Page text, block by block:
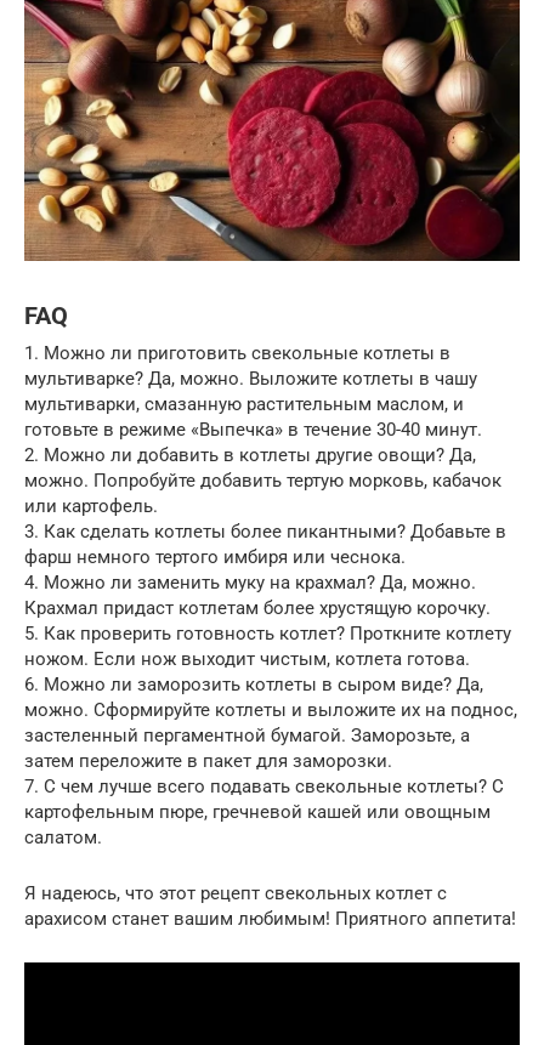
FAQ
1. Можно ли приготовить свекольные котлеты в
мультиварке? Да, можно. Выложите котлеты в чашу
мультиварки, смазанную растительным маслом, и
готовьте в режиме «Выпечка» в течение 30-40 минут.
2. Можно ли добавить в котлеты другие овощи? Да,
можно. Попробуйте добавить тертую морковь, кабачок
или картофель.
3. Как сделать котлеты более пикантными? Добавьте в
фарш немного тертого имбиря или чеснока.
4. Можно ли заменить муку на крахмал? Да, можно.
Крахмал придаст котлетам более хрустящую корочку.
5. Как проверить готовность котлет? Проткните котлету
ножом. Если нож выходит чистым, котлета готова.
6. Можно ли заморозить котлеты в сыром виде? Да,
можно. Сформируйте котлеты и выложите их на поднос,
застеленный пергаментной бумагой. Заморозьте, а
затем переложите в пакет для заморозки.
7. С чем лучше всего подавать свекольные котлеты? С
картофельным пюре, гречневой кашей или овощным
салатом.
Я надеюсь, что этот рецепт свекольных котлет с
арахисом станет вашим любимым! Приятного аппетита!